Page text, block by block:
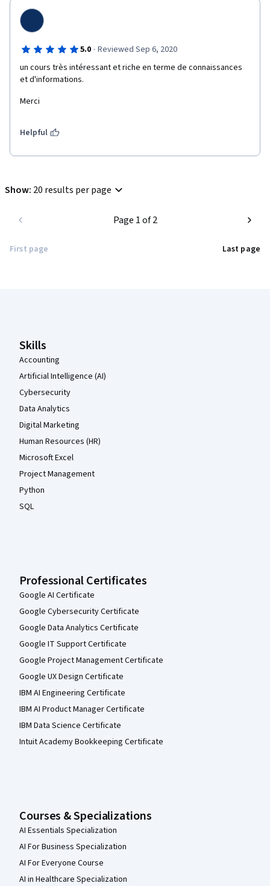
5.0 · Reviewed Sep 6, 2020
un cours très intéressant et riche en terme de connaissances
et d'informations.
Merci
Helpful
Show: 20 results per page
First page
Page 1 of 2
Last page
Skills
Accounting
Artificial Intelligence (AI)
Cybersecurity
Data Analytics
Digital Marketing
Human Resources (HR)
Microsoft Excel
Project Management
Python
SQL
Professional Certificates
Google AI Certificate
Google Cybersecurity Certificate
Google Data Analytics Certificate
Google IT Support Certificate
Google Project Management Certificate
Google UX Design Certificate
IBM AI Engineering Certificate
IBM AI Product Manager Certificate
IBM Data Science Certificate
Intuit Academy Bookkeeping Certificate
Courses & Specializations
AI Essentials Specialization
AI For Business Specialization
AI For Everyone Course
AI in Healthcare Specialization